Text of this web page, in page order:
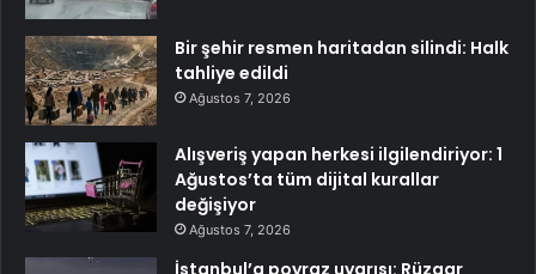
Bir şehir resmen haritadan silindi: Halk
tahliye edildi
Ağustos 7, 2026
Alışveriş yapan herkesi ilgilendiriyor: 1
Ağustos’ta tüm dijital kurallar
değişiyor
Ağustos 7, 2026